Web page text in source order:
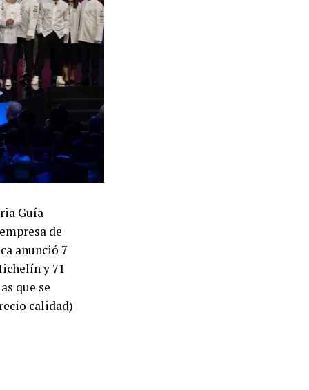
Guía
de
anunció 7
y 71
que se
calidad)